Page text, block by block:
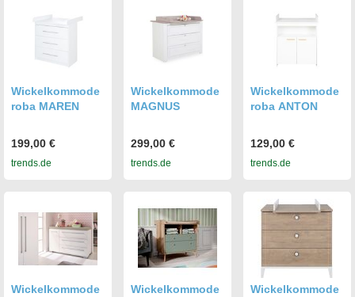
Wickelkommode
roba MAREN
199,00 €
trends.de
Wickelkommode
MAGNUS
299,00 €
trends.de
Wickelkommode
roba ANTON
129,00 €
trends.de
Wickelkommode
Wickelkommode
Wickelkommode